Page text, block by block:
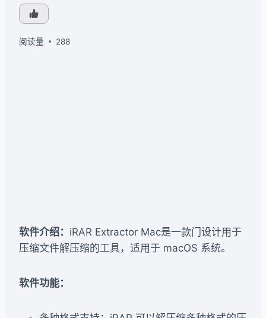
阅读量 288
软件介绍： iRAR Extractor Mac是一款门设计用于
压缩文件解压缩的工具，适用于 macOS 系统。
软件功能：